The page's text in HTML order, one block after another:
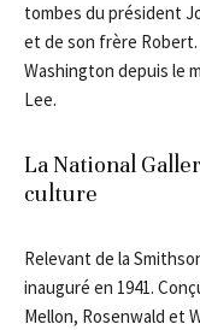
tombes du président
et de son frère Robert.
Washington depuis le
Lee.
La National
culture
Relevant de la
inauguré en 1941.
Mellon, Rosenwald et